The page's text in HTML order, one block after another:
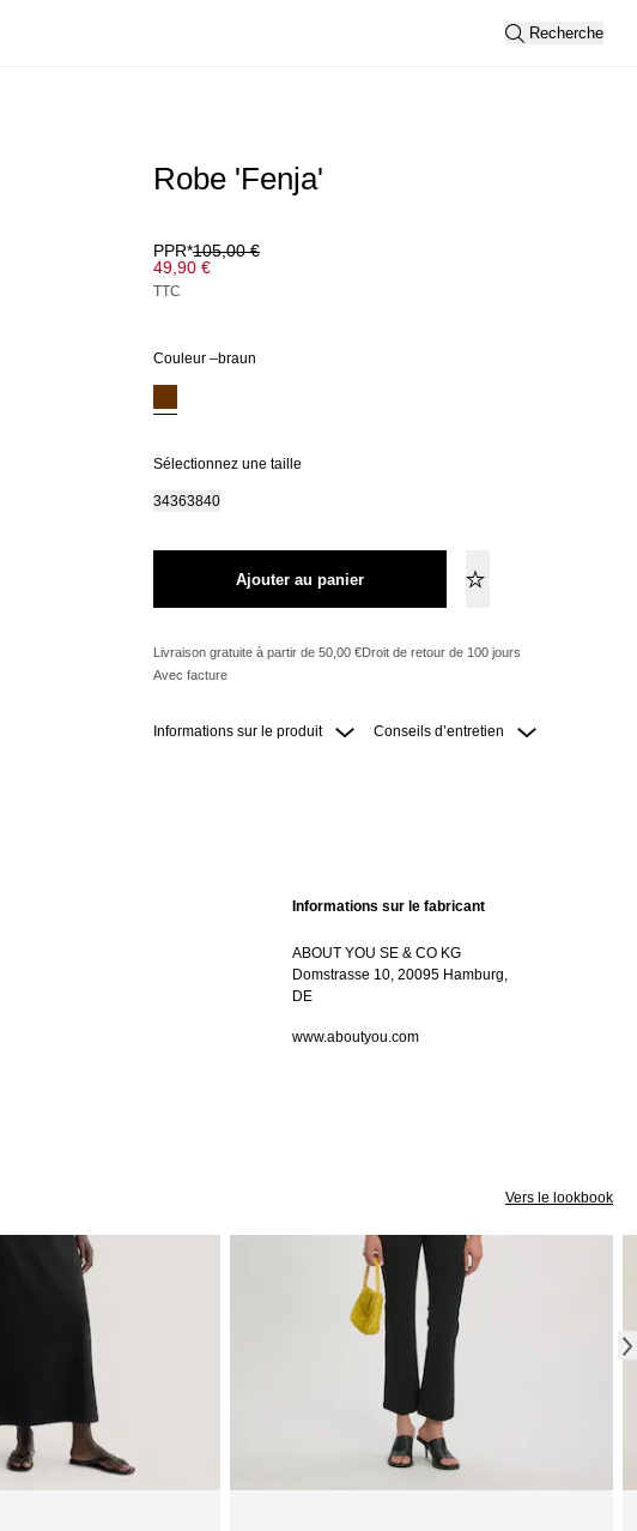
Recherche
Robe 'Fenja'
PPR*105,00 €
49,90 €
TTC
Couleur –braun
Sélectionnez une taille
34363840
Ajouter au panier
Livraison gratuite à partir de 50,00 €Droit de retour de 100 jours
Avec facture
Informations sur le produit Conseils d’entretien
Informations sur le fabricant
ABOUT YOU SE & CO KG
Domstrasse 10, 20095 Hamburg,
DE
www.aboutyou.com
Vers le lookbook